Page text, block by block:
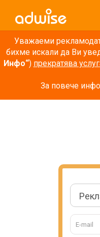
Уважаеми
бихме искали да Ви
Инфо“) прекратява
За повече